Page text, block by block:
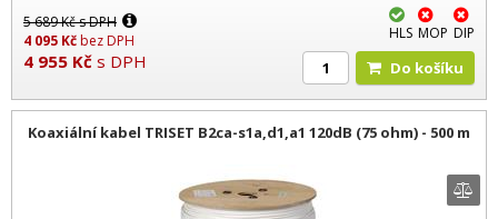
5 689Kčs DPH
4 095 Kčbez DPH
4 955 Kč s DPH
HLS MOP DIP
Do košíku
Koaxiální kabel TRISET B2ca-s1a,d1,a1 120dB (75 ohm) - 500 m